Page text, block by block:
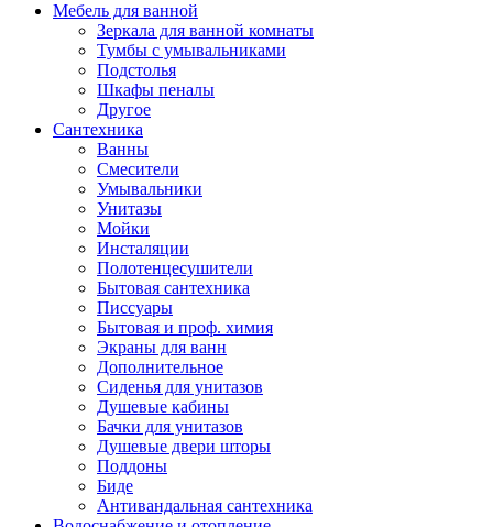
Мебель для ванной
Зеркала для ванной комнаты
Тумбы с умывальниками
Подстолья
Шкафы пеналы
Другое
Сантехника
Ванны
Смесители
Умывальники
Унитазы
Мойки
Инсталяции
Полотенцесушители
Бытовая сантехника
Писсуары
Бытовая и проф. химия
Экраны для ванн
Дополнительное
Сиденья для унитазов
Душевые кабины
Бачки для унитазов
Душевые двери шторы
Поддоны
Биде
Антивандальная сантехника